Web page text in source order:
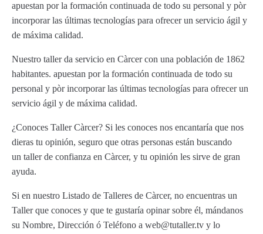
apuestan por la formación continuada de todo su personal y pòr
incorporar las últimas tecnologías para ofrecer un servicio ágil y
de máxima calidad.
Nuestro taller da servicio en Càrcer con una población de 1862
habitantes. apuestan por la formación continuada de todo su
personal y pòr incorporar las últimas tecnologías para ofrecer un
servicio ágil y de máxima calidad.
¿Conoces Taller Càrcer? Si les conoces nos encantaría que nos
dieras tu opinión, seguro que otras personas están buscando
un taller de confianza en Càrcer, y tu opinión les sirve de gran
ayuda.
Si en nuestro Listado de Talleres de Càrcer, no encuentras un
Taller que conoces y que te gustaría opinar sobre él, mándanos
su Nombre, Dirección ó Teléfono a web@tutaller.tv y lo